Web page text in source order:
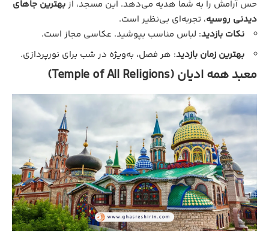
حس آرامش را به شما هدیه می‌دهد. این مسجد، ازبهترین جاهای
دیدنی روسیه، تجربه‌ای بی‌نظیر است.
نکات بازدید: لباس مناسب بپوشید. عکاسی مجاز است.
بهترین زمان بازدید: هر فصل، به‌ویژه در شب برای نورپردازی.
معبد همه ادیان (Temple of All Religions)